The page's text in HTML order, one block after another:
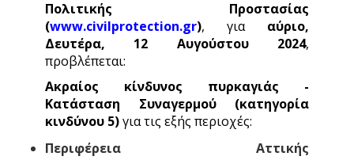
Πολιτικής Προστασίας
(www.civilprotection.gr), για αύριο,
Δευτέρα, 12 Αυγούστου 2024,
προβλέπεται:
Ακραίος κίνδυνος πυρκαγιάς -
Κατάσταση Συναγερμού (κατηγορία
κινδύνου 5)για τις εξής περιοχές:
Περιφέρεια Αττικής